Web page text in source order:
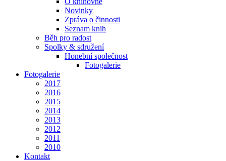
Novinky
Zpráva o činnosti
Seznam knih
Běh pro radost
Spolky & sdružení
Honební společnost
Fotogalerie
Fotogalerie
2017
2016
2015
2014
2013
2012
2011
2010
Kontakt